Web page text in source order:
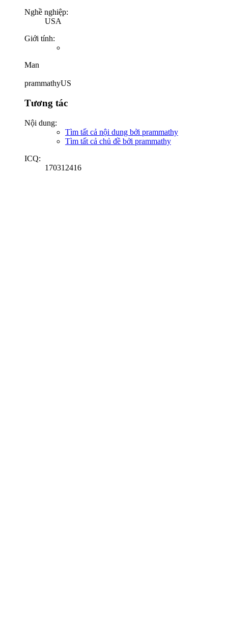
Nghề nghiệp:
USA
Giới tính:
Man
prammathyUS
Tương tác
Nội dung:
Tìm tất cả nội dung bởi prammathy
Tìm tất cả chủ đề bởi prammathy
ICQ:
170312416